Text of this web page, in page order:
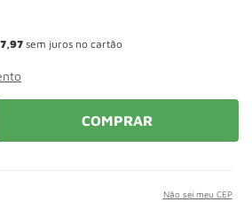
97 sem juros no cartão
COMPRAR
Não sei meu CEP